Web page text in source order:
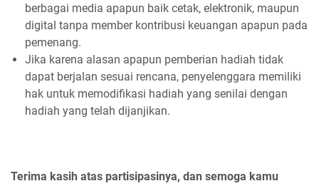
berbagai media apapun baik cetak, elektronik, maupun
digital tanpa member kontribusi keuangan apapun pada
pemenang.
Jika karena alasan apapun pemberian hadiah tidak
dapat berjalan sesuai rencana, penyelenggara memiliki
hak untuk memodifikasi hadiah yang senilai dengan
hadiah yang telah dijanjikan.
Terima kasih atas partisipasinya, dan semoga kamu